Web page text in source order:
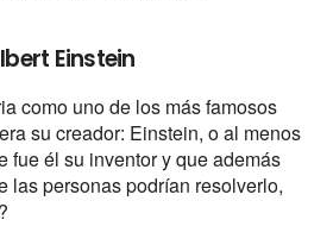
Einstein
como uno de los más famosos
su creador: Einstein, o al menos
fue él su inventor y que además
las personas podrían resolverlo,